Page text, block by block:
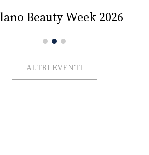
Beauty Week 2026
ALTRI EVENTI